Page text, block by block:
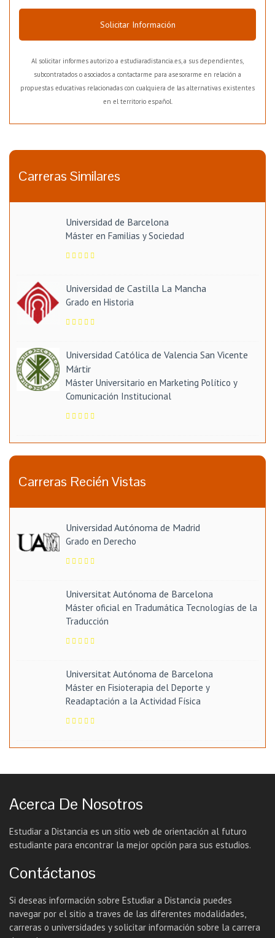
Solicitar Información
Al solicitar informes autorizo a estudiaradistancia.es, a sus dependientes,
subcontratados o asociados a contactarme para asesorarme en relación a
propuestas educativas relacionadas con cualquiera de las alternativas existentes
en el territorio español.
Carreras Similares
Universidad de Barcelona
Máster en Familias y Sociedad
Universidad de Castilla La Mancha
Grado en Historia
Universidad Católica de Valencia San Vicente
Mártir
Máster Universitario en Marketing Político y
Comunicación Institucional
Carreras Recién Vistas
Universidad Autónoma de Madrid
Grado en Derecho
Universitat Autónoma de Barcelona
Máster oficial en Tradumática Tecnologías de la
Traducción
Universitat Autónoma de Barcelona
Máster en Fisioterapia del Deporte y
Readaptación a la Actividad Física
Acerca De Nosotros
Estudiar a Distancia es un sitio web de orientación al futuro
estudiante para encontrar la mejor opción para sus estudios.
Contáctanos
Si deseas información sobre Estudiar a Distancia puedes
navegar por el sitio a traves de las diferentes modalidades,
carreras o universidades y solicitar información sobre la carrera